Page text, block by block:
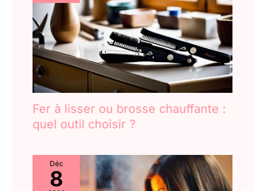
Fer à lisser ou brosse chauffante :
quel outil choisir ?
Déc
8